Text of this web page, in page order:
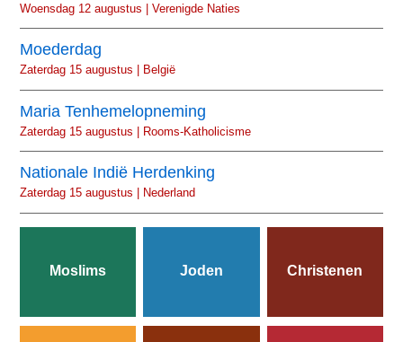
Woensdag 12 augustus | Verenigde Naties
Moederdag
Zaterdag 15 augustus | België
Maria Tenhemelopneming
Zaterdag 15 augustus | Rooms-Katholicisme
Nationale Indië Herdenking
Zaterdag 15 augustus | Nederland
Moslims Joden Christenen